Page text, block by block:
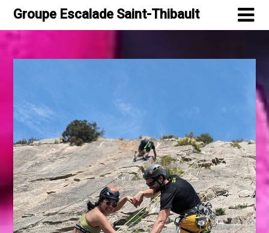
SkipGroupe Escalade Saint-Thibault